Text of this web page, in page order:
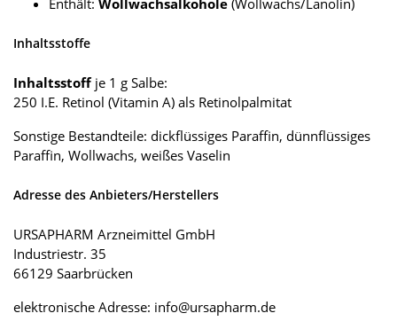
Enthält: Wollwachsalkohole (Wollwachs/Lanolin)
Inhaltsstoffe
Inhaltsstoff je 1 g Salbe:
250 I.E. Retinol (Vitamin A) als Retinolpalmitat
Sonstige Bestandteile: dickflüssiges Paraffin, dünnflüssiges
Paraffin, Wollwachs, weißes Vaselin
Adresse des Anbieters/Herstellers
URSAPHARM Arzneimittel GmbH
Industriestr. 35
66129 Saarbrücken
elektronische Adresse: info@ursapharm.de